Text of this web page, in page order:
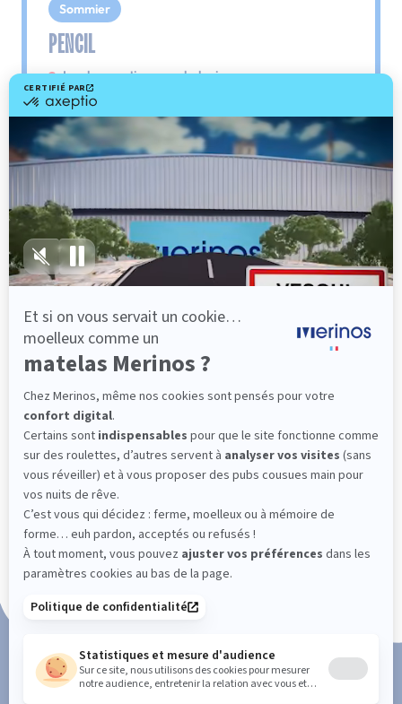
Sommier
PENCIL
Le plus : soutien morphologique
Grâce à ses 3 zones de confort, le sommier
Pencil vous assure tout son soutien. Avec les
épaules, le dos et le bassin qui reposent sur ses
lattes, vous évitez les douleurs au petit matin.
501,00 €
Découvrir
Fabrication Française
101 nuits d'essai*
Paiement en 3x ou 4x sans frais